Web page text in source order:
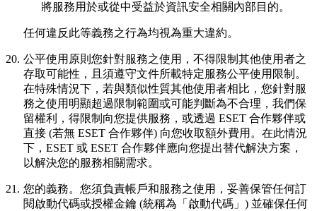
將服務用於或從中受益於資訊安全相關內部目的。
任何違反此等義務之行為均視為重大違約。
20. 公平使用原則 您針對服務之使用，不得限制其他使用者之
存取可能性，且須遵守文件所載特定服務公平使用限制。
在特殊情況下，若與類似性質其他使用者相比，您針對服
務之使用明顯超過限制範圍或可能判斷為不合理，我們保
留權利，得限制向您提供服務，或透過 ESET 合作夥伴或
直接 (若無 ESET 合作夥伴) 向您收取額外費用。在此情況
下，ESET 或 ESET 合作夥伴應向您提出替代解決方案，
以解決您的服務相關需求。
21. 您的義務。 您須負責帳戶和服務之使用，妥善保管任何訂
閱啟動代碼或授權金鑰 (統稱為「 啟動代碼 」) 並確保任何